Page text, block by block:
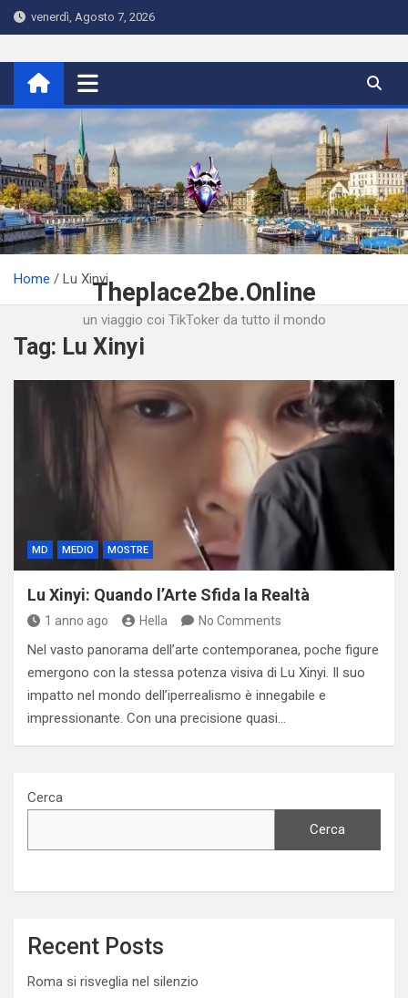
Skip
to
venerdì, Agosto 7, 2026
Theplace2be.Online
un viaggio coi TikToker da tutto il mondo
Home Lu Xinyi
Tag: Lu Xinyi
MD MEDIO MOSTRE
Lu Xinyi: Quando l’Arte Sfida la Realtà
1 anno ago Hella No Comments
Nel vasto panorama dell’arte contemporanea, poche figure
emergono con la stessa potenza visiva di Lu Xinyi. Il suo
impatto nel mondo dell’iperrealismo è innegabile e
impressionante. Con una precisione quasi…
Cerca
Cerca
Recent Posts
Roma si risveglia nel silenzio